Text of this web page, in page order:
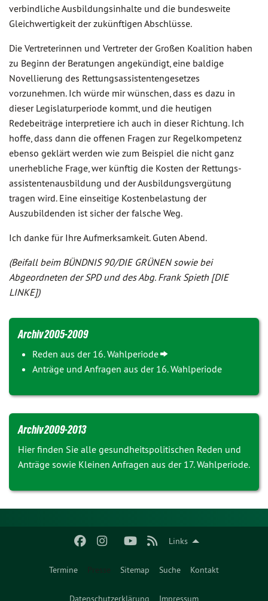
Links
Termine Presse Sitemap Suche Kontakt
Datenschutzerklärung Impressum
verbindliche Ausbildungsinhalte und die bundesweite
Gleichwertigkeit der zukünftigen Abschlüsse.
Die Vertreterinnen und Vertreter der Großen Koalition haben
zu Beginn der Beratungen angekündigt, eine baldige
Novellierung des Rettungsassistentengesetzes
vorzunehmen. Ich würde mir wünschen, dass es dazu in
dieser Legislaturperiode kommt, und die heutigen
Redebeiträge interpretiere ich auch in dieser Richtung. Ich
hoffe, dass dann die offenen Fragen zur Regelkompetenz
ebenso geklärt werden wie zum Beispiel die nicht ganz
unerhebliche Frage, wer künftig die Kosten der Rettungs-
assistentenausbildung und der Ausbildungsvergütung
tragen wird. Eine einseitige Kostenbelastung der
Auszubildenden ist sicher der falsche Weg.
Ich danke für Ihre Aufmerksamkeit. Guten Abend.
(Beifall beim BÜNDNIS 90/DIE GRÜNEN sowie bei
Abgeordneten der SPD und des Abg. Frank Spieth [DIE
LINKE])
Archiv 2005-2009
Reden aus der 16. Wahlperiode
Anträge und Anfragen aus der 16. Wahlperiode
Archiv 2009-2013
Hier finden Sie alle gesundheitspolitischen Reden und
Anträge sowie Kleinen Anfragen aus der 17. Wahlperiode.